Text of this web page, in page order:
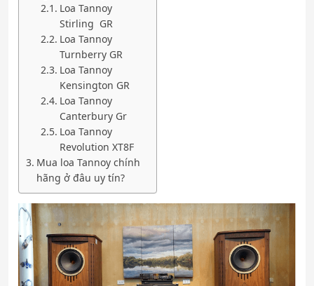
Loa Tannoy
Stirling GR
Loa Tannoy
Turnberry GR
Loa Tannoy
Kensington GR
Loa Tannoy
Canterbury Gr
Loa Tannoy
Revolution XT8F
Mua loa Tannoy chính
hãng ở đâu uy tín?